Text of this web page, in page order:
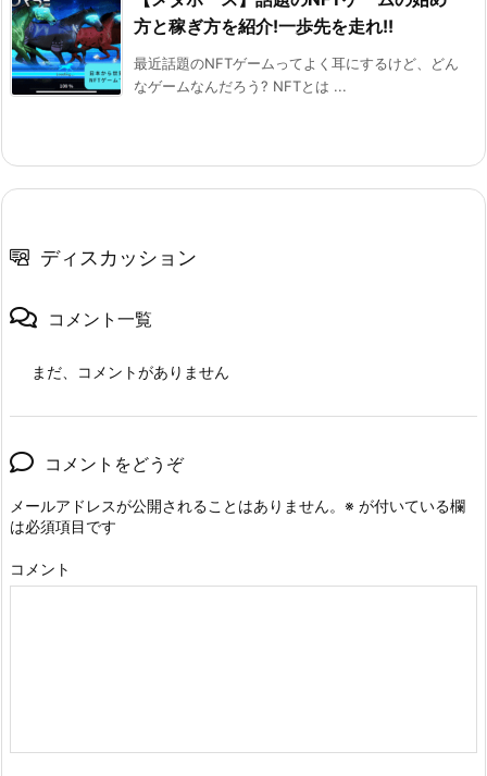
方と稼ぎ方を紹介!一歩先を走れ!!
最近話題のNFTゲームってよく耳にするけど、どん
なゲームなんだろう? NFTとは ...
ディスカッション
コメント一覧
まだ、コメントがありません
コメントをどうぞ
メールアドレスが公開されることはありません。 ※ が付いている欄
は必須項目です
コメント